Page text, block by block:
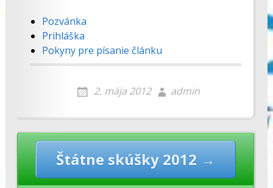
Pozvánka
Prihláška
Pokyny pre písanie článku
2. mája 2012 admin
Post
navigationŠtátne skúšky 2012 →